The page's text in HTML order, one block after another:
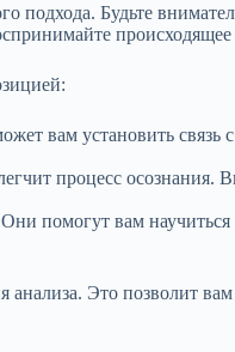
подхода. Будьте
вам установить связь
процесс осознания.
помогут вам научиться
анализа. Это позволит